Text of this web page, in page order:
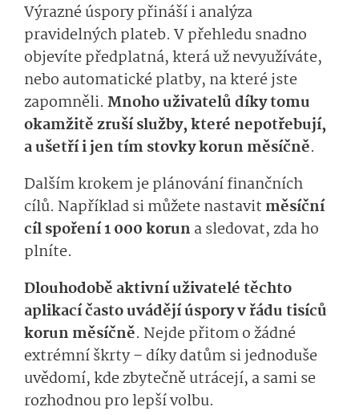
Výrazné úspory přináší i analýza
pravidelných plateb. V přehledu snadno
objevíte předplatná, která už nevyužíváte,
nebo automatické platby, na které jste
zapomněli. Mnoho uživatelů díky tomu
okamžitě zruší služby, které nepotřebují,
a ušetří i jen tím stovky korun měsíčně.
Dalším krokem je plánování finančních
cílů. Například si můžete nastavit měsíční
cíl spoření 1 000 koruna sledovat, zda ho
plníte.
Dlouhodobě aktivní uživatelé těchto
aplikací často uvádějí úspory v řádu tisíců
korun měsíčně. Nejde přitom o žádné
extrémní škrty – díky datům si jednoduše
uvědomí, kde zbytečně utrácejí, a sami se
rozhodnou pro lepší volbu.